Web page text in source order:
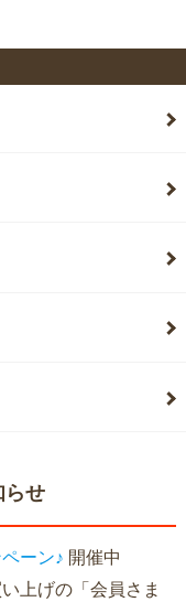
らせ
ーン♪ 開催中
上げの「会員さま